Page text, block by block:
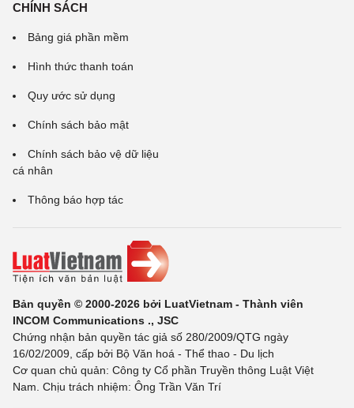
CHÍNH SÁCH
Bảng giá phần mềm
Hình thức thanh toán
Quy ước sử dụng
Chính sách bảo mật
Chính sách bảo vệ dữ liệu
cá nhân
Thông báo hợp tác
Bản quyền © 2000-2026 bởi LuatVietnam - Thành viên
INCOM Communications ., JSC
Chứng nhận bản quyền tác giả số 280/2009/QTG ngày
16/02/2009, cấp bởi Bộ Văn hoá - Thể thao - Du lịch
Cơ quan chủ quản: Công ty Cổ phần Truyền thông Luật Việt
Nam. Chịu trách nhiệm: Ông Trần Văn Trí